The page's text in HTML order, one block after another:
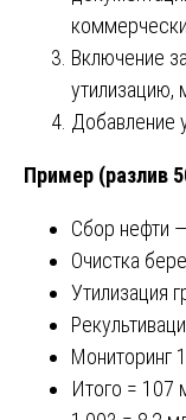
Включение
утилизацию,
Добавление
Пример (разлив
Сбор нефти
Очистка
Утилизация
Мониторинг
Итого = 107